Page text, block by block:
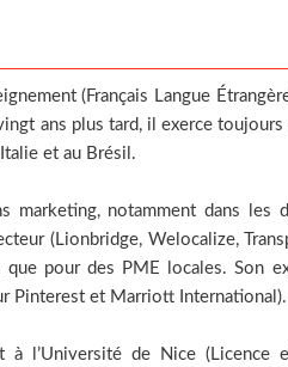
(Français Langue
ans plus tard, il exerce
et au Brésil.
marketing, notamment dans
(Lionbridge, Welocalize,
pour des PME locales. Son
Pinterest et Marriott International).
à l’Université de Nice (Licence